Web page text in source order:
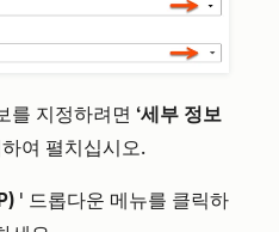
를 지정하려면 ‘세부 정보
하여 펼치십시오.
' 드롭다운 메뉴를 클릭하